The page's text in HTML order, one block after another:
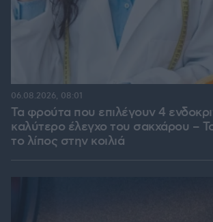
Τα φρούτα που επιλέγουν 4
καλύτερο έλεγχο του σακχάρου –
το λίπος στην κοιλιά
06.08.2026, 08:01